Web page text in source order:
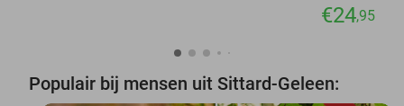
€24,95
Populair bij mensen uit Sittard-Geleen: